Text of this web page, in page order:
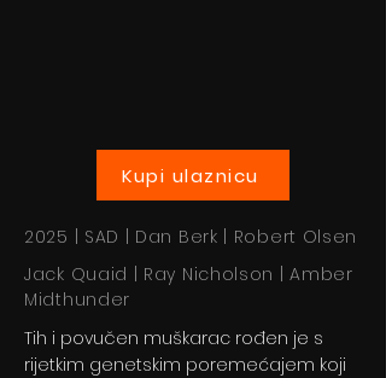
Kupi ulaznicu
2025 | SAD | Dan Berk | Robert Olsen
Jack Quaid | Ray Nicholson | Amber
Midthunder
Tih i povučen muškarac rođen je s
rijetkim genetskim poremećajem koji